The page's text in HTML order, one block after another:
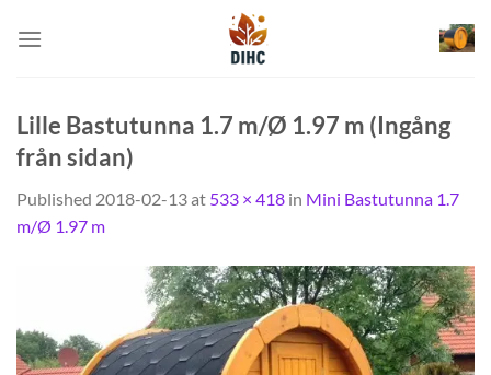
Lille Bastutunna 1.7 m/Ø 1.97 m (Ingång
från sidan)
Published 2018-02-13at 533 × 418 in Mini Bastutunna 1.7
m/Ø 1.97 m